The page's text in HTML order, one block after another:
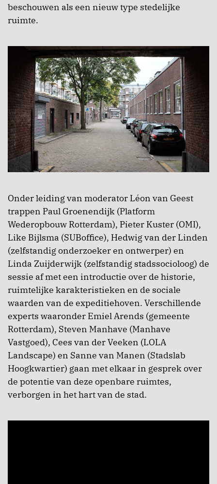
beschouwen als een nieuw type stedelijke
ruimte.
Onder leiding van moderator Léon van Geest
trappen Paul Groenendijk (Platform
Wederopbouw Rotterdam), Pieter Kuster (OMI),
Like Bijlsma (SUBoffice), Hedwig van der Linden
(zelfstandig onderzoeker en ontwerper) en
Linda Zuijderwijk (zelfstandig stadssocioloog) de
sessie af met een introductie over de historie,
ruimtelijke karakteristieken en de sociale
waarden van de expeditiehoven. Verschillende
experts waaronder Emiel Arends (gemeente
Rotterdam), Steven Manhave (Manhave
Vastgoed), Cees van der Veeken (LOLA
Landscape) en Sanne van Manen (Stadslab
Hoogkwartier) gaan met elkaar in gesprek over
de potentie van deze openbare ruimtes,
verborgen in het hart van de stad.